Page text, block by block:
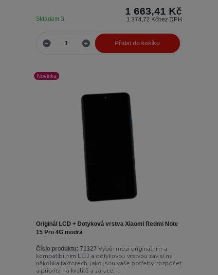
1 663,41 Kč
1 374,72 Kčbez DPH
Skladem 3
Přidat do košíku
Novinka
Originál LCD + Dotyková vrstva Xiaomi Redmi Note
15 Pro 4G modrá
Číslo produktu: 71327 Výběr mezi originálním a
kompatibilním LCD a dotykovou vrstvou závisí na
několika faktorech, jako jsou vaše potřeby, rozpočet
a priorita na kvalitě a záruce. ...